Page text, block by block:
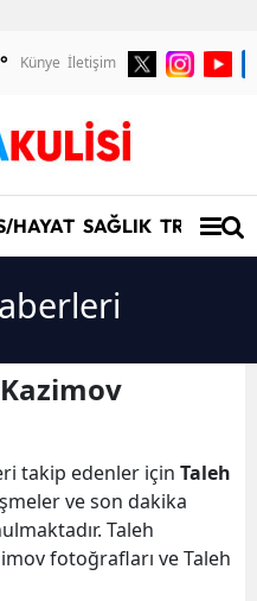
° Künye İletişim
HAYAT SAĞLIK TRAFİK/
takip edenler için Taleh
ve son dakika
Taleh
fotoğrafları ve Taleh